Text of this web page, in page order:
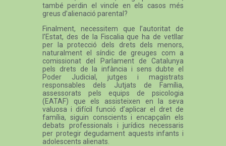
també perdin el vincle en els casos més
greus d’alienació parental?
Finalment, necessitem que l’autoritat de
l’Estat, des de la Fiscalia que ha de vetllar
per la protecció dels drets dels menors,
naturalment el síndic de greuges com a
comissionat del Parlament de Catalunya
pels drets de la infància i sens dubte el
Poder Judicial, jutges i magistrats
responsables dels Jutjats de Família,
assessorats pels equips de psicologia
(EATAF) que els assisteixen en la seva
valuosa i difícil funció d’aplicar el dret de
família, siguin conscients i encapçalin els
debats professionals i jurídics necessaris
per protegir degudament aquests infants i
adolescents alienats.